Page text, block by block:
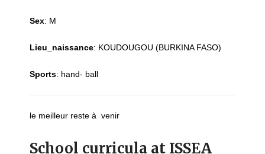
Sex: M
Lieu_naissance: KOUDOUGOU (BURKINA FASO)
Sports: hand- ball
le meilleur reste à venir
School curricula at ISSEA